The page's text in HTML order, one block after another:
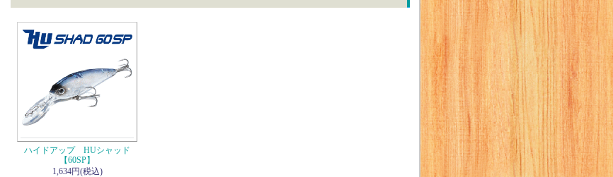
ハイドアップ HUシャッド
【60SP】
1,634円(税込)